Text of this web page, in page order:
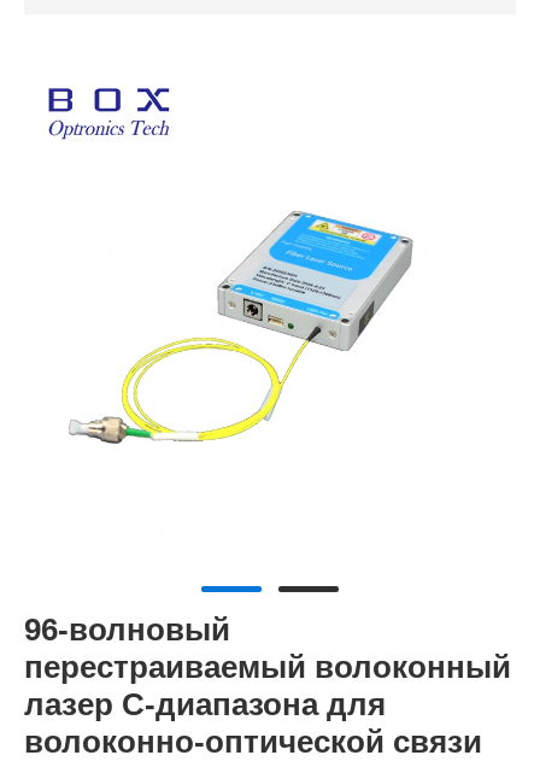
96-волновый
перестраиваемый волоконный
лазер C-диапазона для
волоконно-оптической связи